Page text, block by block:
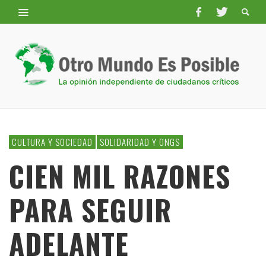
CULTURA Y SOCIEDAD SOLIDARIDAD Y ONGS
CIEN MIL RAZONES
PARA SEGUIR
ADELANTE